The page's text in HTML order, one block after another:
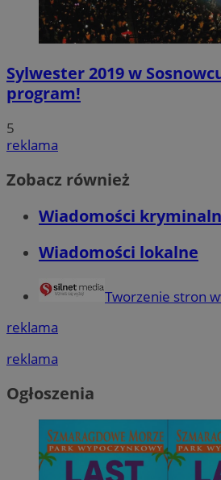
Sylwester 2019 w
program!
5
reklama
Zobacz również
Wiadomości
Wiadomości lokalne
Tworzenie stron
reklama
reklama
Ogłoszenia